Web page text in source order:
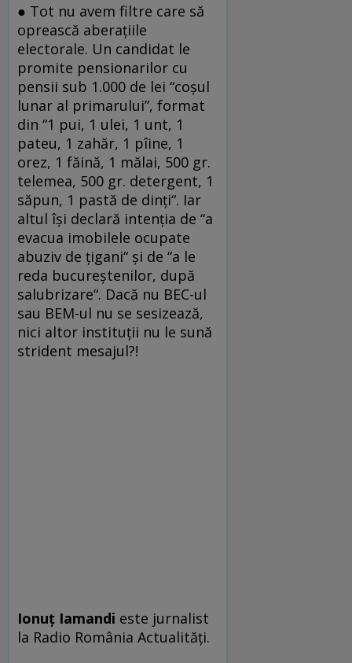
● Tot nu avem filtre care să
oprească aberațiile
electorale. Un candidat le
promite pensionarilor cu
pensii sub 1.000 de lei “coșul
lunar al primarului”, format
din “1 pui, 1 ulei, 1 unt, 1
pateu, 1 zahăr, 1 pîine, 1
orez, 1 făină, 1 mălai, 500 gr.
telemea, 500 gr. detergent, 1
săpun, 1 pastă de dinți“. Iar
altul își declară intenția de “a
evacua imobilele ocupate
abuziv de țigani“ și de “a le
reda bucureștenilor, după
salubrizare“. Dacă nu BEC-ul
sau BEM-ul nu se sesizează,
nici altor instituții nu le sună
strident mesajul?!
Ionuț Iamandi este jurnalist
la Radio România Actualități.